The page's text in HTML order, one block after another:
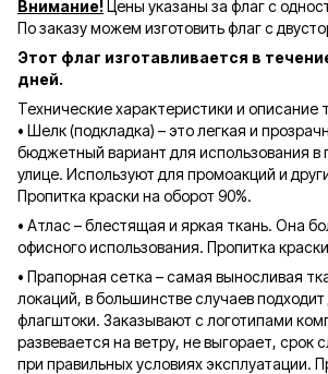
Внимание!Цены указаны за флаг с
По заказу можем изготовить флаг с
Этот флаг изготавливается в
дней.
Технические характеристики и описание
• Шелк (подкладка) – это легкая и
бюджетный вариант для использования в
улице. Используют для промоакций и
Пропитка краски на оборот 90%.
• Атлас – блестящая и яркая ткань. Она
офисного использования. Пропитка
• Прапорная сетка – самая выносливая
локаций, в большинстве случаев
флагштоки. Заказывают с логотипами
развевается на ветру, не выгорает, срок
при правильных условиях эксплуатации.